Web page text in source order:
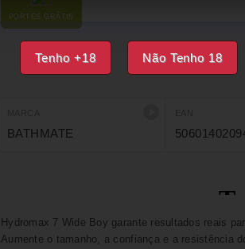
Tenho +18 Não Tenho 18
PORTES GRÁTIS
BATHMATE
Hydromax 7 Wide Boy garante resultados reais
Aumente o tamanho, a confiança e a resistência